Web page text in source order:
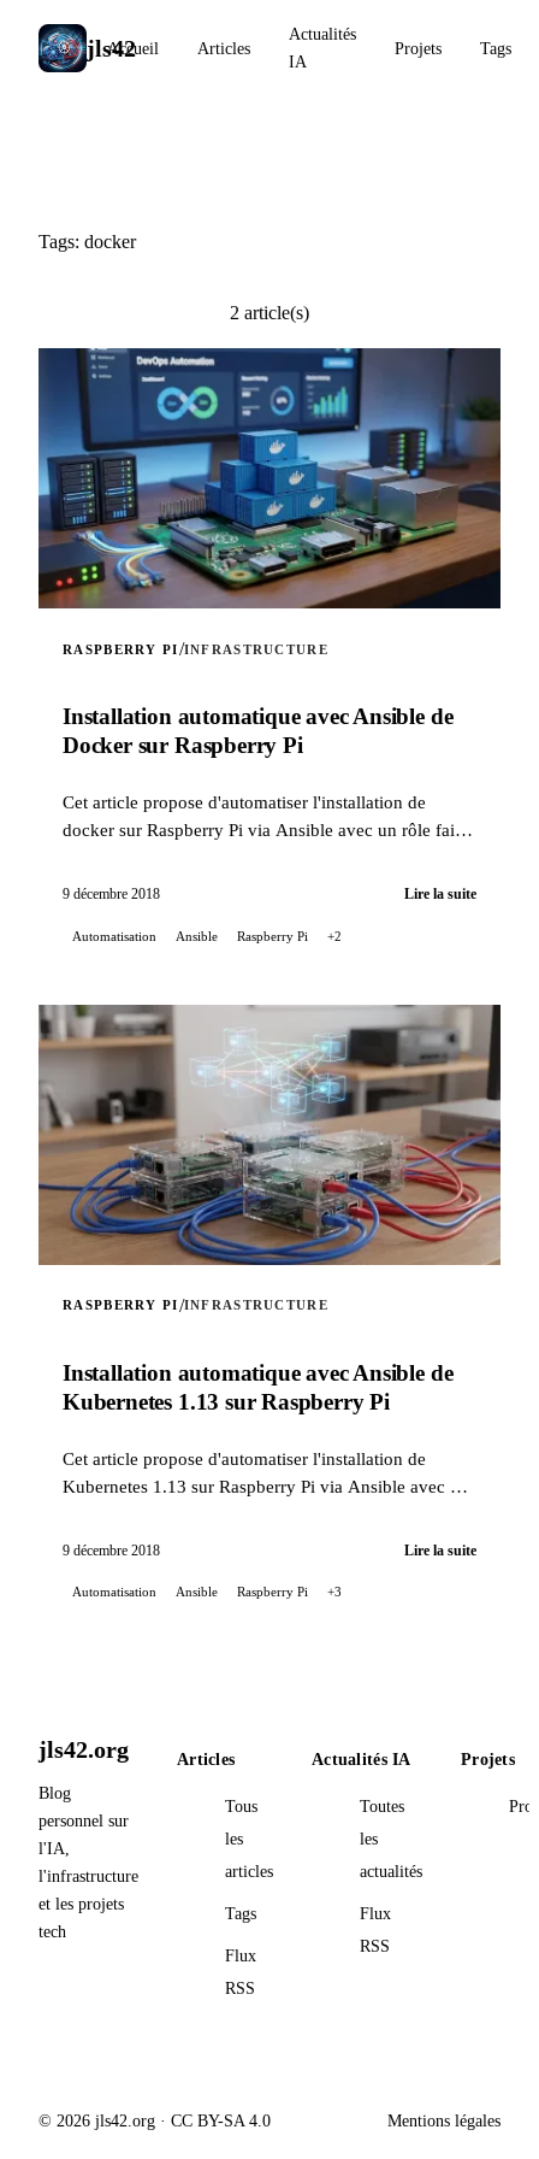
jls42
Accueil Articles
Actualités
IA
Projets Tags
Tags: docker
2 article(s)
RASPBERRY PI/INFRASTRUCTURE
Installation automatique avec Ansible de
Docker sur Raspberry Pi
Cet article propose d'automatiser l'installation de
docker sur Raspberry Pi via Ansible avec un rôle fait
9 décembre 2018 Lire la suite
Automatisation Ansible Raspberry Pi +2
RASPBERRY PI/INFRASTRUCTURE
Installation automatique avec Ansible de
Kubernetes 1.13 sur Raspberry Pi
Cet article propose d'automatiser l'installation de
Kubernetes 1.13 sur Raspberry Pi via Ansible avec un
9 décembre 2018 Lire la suite
Automatisation Ansible Raspberry Pi +3
jls42.org
Blog
personnel sur
l'IA,
l'infrastructure
et les projets
tech
Articles
Tous
les
articles
Tags
Flux
RSS
Actualités IA
Toutes
les
actualités
Flux
RSS
Projets
© 2026 jls42.org · CC BY-SA 4.0 Mentions légales